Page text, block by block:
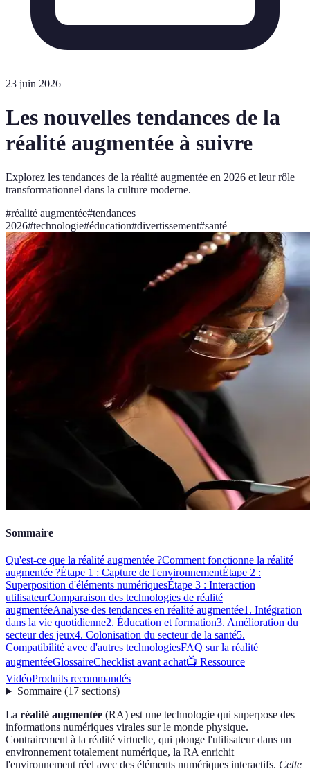
23 juin 2026
Les nouvelles tendances de la
réalité augmentée à suivre
Explorez les tendances de la réalité augmentée en 2026 et leur rôle
transformationnel dans la culture moderne.
#réalité augmentée#tendances
2026#technologie#éducation#divertissement#santé
Sommaire
Qu'est-ce que la réalité augmentée ?Comment fonctionne la réalité
augmentée ?Étape 1 : Capture de l'environnementÉtape 2 :
Superposition d'éléments numériquesÉtape 3 : Interaction
utilisateurComparaison des technologies de réalité
augmentéeAnalyse des tendances en réalité augmentée1. Intégration
dans la vie quotidienne2. Éducation et formation3. Amélioration du
secteur des jeux4. Colonisation du secteur de la santé5.
Compatibilité avec d'autres technologiesFAQ sur la réalité
augmentéeGlossaireChecklist avant achat📺 Ressource
VidéoProduits recommandés
Sommaire(17 sections)
La réalité augmentée (RA) est une technologie qui superpose des
informations numériques virales sur le monde physique.
Contrairement à la réalité virtuelle, qui plonge l'utilisateur dans un
environnement totalement numérique, la RA enrichit
l'environnement réel avec des éléments numériques interactifs. Cette